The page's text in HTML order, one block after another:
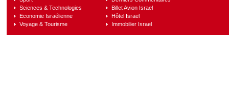
Sciences & Technologies
Economie Israélienne
Voyage & Tourisme
Billet Avion Israel
Hôtel Israel
Immobilier Israel